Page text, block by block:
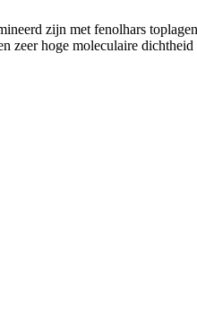
zijn met fenolhars
zeer hoge moleculaire